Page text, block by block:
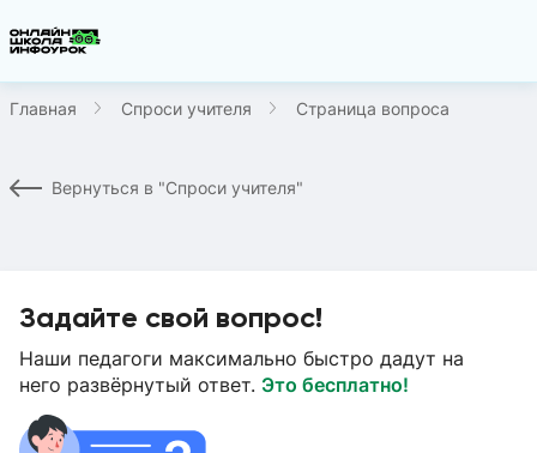
Главная Спроси учителя Страница вопроса
Вернуться в "Спроси учителя"
Задайте свой вопрос!
Наши педагоги максимально быстро дадут на
него развёрнутый ответ. Это бесплатно!